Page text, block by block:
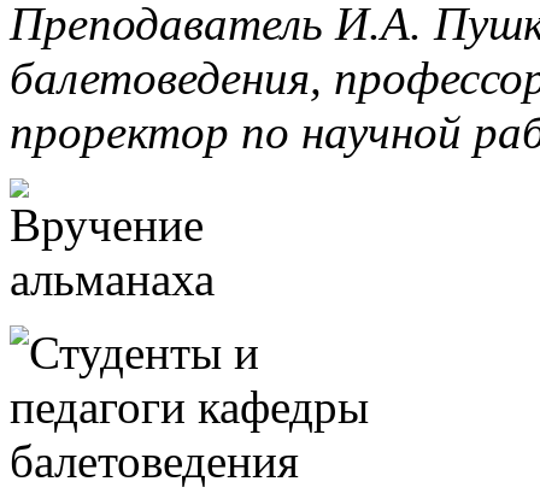
Преподаватель И.А.
балетоведения,
проректор по научной